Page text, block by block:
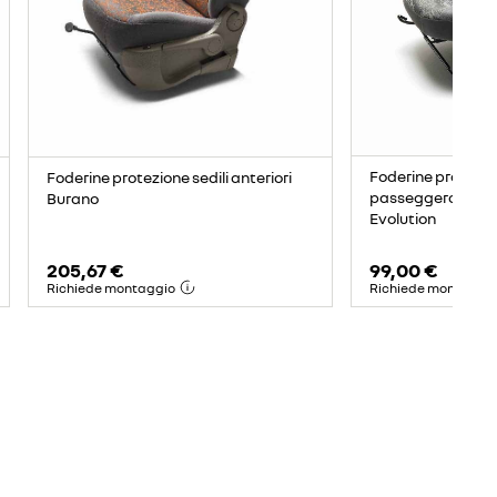
Foderine protezione sedili anteriori
Burano
205,67 €
Richiede montaggio
Foderine
passeggero
Evolution
99,00 €
Richiede montaggio